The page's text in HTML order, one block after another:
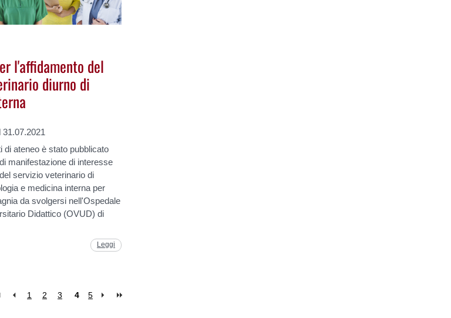
l'affidamento del
diurno di
di ateneo è stato pubblicato
manifestazione di interesse
servizio veterinario di
e medicina interna per
da svolgersi nell'Ospedale
Didattico (OVUD) di
Leggi
1 2 3 4 5